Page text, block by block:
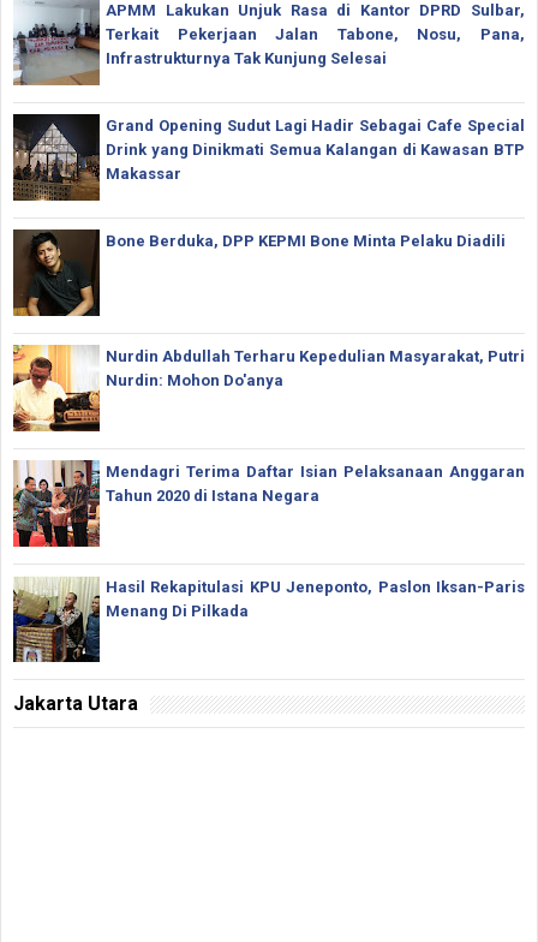
APMM Lakukan Unjuk Rasa di Kantor DPRD Sulbar,
Terkait Pekerjaan Jalan Tabone, Nosu, Pana,
Infrastrukturnya Tak Kunjung Selesai
Grand Opening Sudut Lagi Hadir Sebagai Cafe Special
Drink yang Dinikmati Semua Kalangan di Kawasan BTP
Makassar
Bone Berduka, DPP KEPMI Bone Minta Pelaku Diadili
Nurdin Abdullah Terharu Kepedulian Masyarakat, Putri
Nurdin: Mohon Do'anya
Mendagri Terima Daftar Isian Pelaksanaan Anggaran
Tahun 2020 di Istana Negara
Hasil Rekapitulasi KPU Jeneponto, Paslon Iksan-Paris
Menang Di Pilkada
Jakarta Utara